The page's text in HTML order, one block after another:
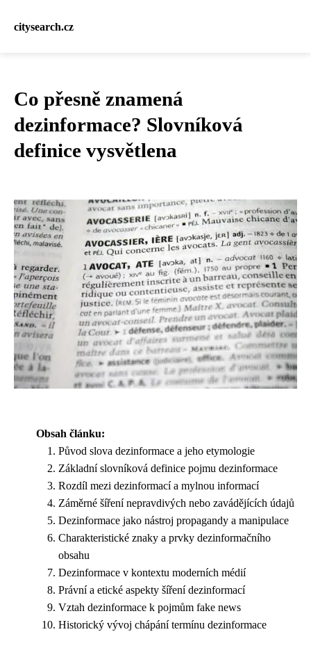
citysearch.cz
Co přesně znamená
dezinformace? Slovníková
definice vysvětlena
Obsah článku:
Původ slova dezinformace a jeho etymologie
Základní slovníková definice pojmu dezinformace
Rozdíl mezi dezinformací a mylnou informací
Záměrné šíření nepravdivých nebo zavádějících údajů
Dezinformace jako nástroj propagandy a manipulace
Charakteristické znaky a prvky dezinformačního
obsahu
Dezinformace v kontextu moderních médií
Právní a etické aspekty šíření dezinformací
Vztah dezinformace k pojmům fake news
Historický vývoj chápání termínu dezinformace